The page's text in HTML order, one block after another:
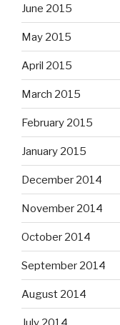
June 2015
May 2015
April 2015
March 2015
February 2015
January 2015
December 2014
November 2014
October 2014
September 2014
August 2014